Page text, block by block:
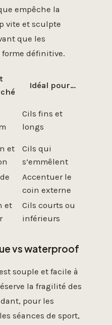
empêche la
vite et sculpte
que les
définitive.
Idéal pour…
Cils fins et
longs
et
Cils qui
s’emmêlent
Accentuer le
coin externe
et
Cils courts ou
inférieurs
vs waterproof
souple et facile à
la fragilité des
pour les
séances de sport,